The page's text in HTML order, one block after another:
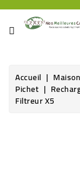
CATÉGORIE
ÉPICERIE
Accueil
Pichet
Filtreur X5